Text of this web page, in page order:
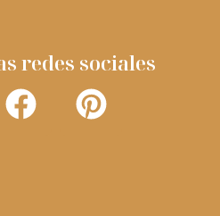
redes sociales